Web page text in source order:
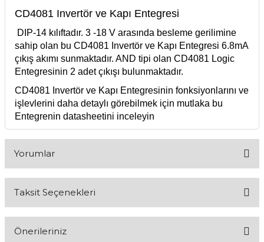
CD4081 Invertör ve Kapı Entegresi
DIP-14 kılıftadır. 3 -18 V arasında besleme gerilimine
sahip olan bu CD4081 Invertör ve Kapı Entegresi 6.8mA
çıkış akımı sunmaktadır. AND tipi olan CD4081 Logic
Entegresinin 2 adet çıkışı bulunmaktadır.
CD4081 Invertör ve Kapı Entegresinin fonksiyonlarını ve
işlevlerini daha detaylı görebilmek için mutlaka bu
Entegrenin datasheetini inceleyin
Yorumlar
Taksit Seçenekleri
Önerileriniz